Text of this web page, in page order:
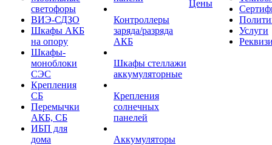
светофоры
ВИЭ-СДЗО
Шкафы АКБ
на опору
Шкафы-
моноблоки
СЭС
Крепления
СБ
Перемычки
АКБ, СБ
ИБП для
дома
Контроллеры
заряда/разряда
АКБ
Шкафы стеллажи
аккумуляторные
Крепления
солнечных
панелей
Аккумуляторы
Цены
Услуги